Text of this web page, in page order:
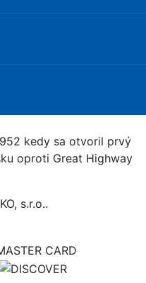
kedy sa otvoril prvý
oproti Great Highway
s.r.o..